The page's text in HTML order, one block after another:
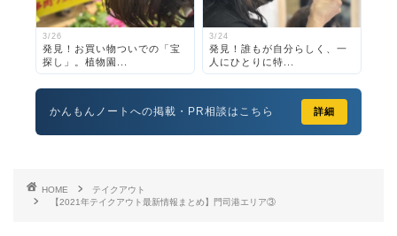
3/26
発見！お買い物ついでの「宝
探し」。植物園...
3/24
発見！誰もが自分らしく、一
人にひとりに特...
かんもんノートへの掲載・PR相談はこちら 詳細
HOME
テイクアウト
【2021年テイクアウト最新情報まとめ】門司港エリア③